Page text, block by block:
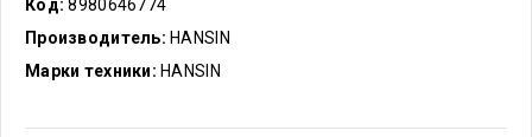
Код: 8980646774
Производитель: HANSIN
Марки техники: HANSIN